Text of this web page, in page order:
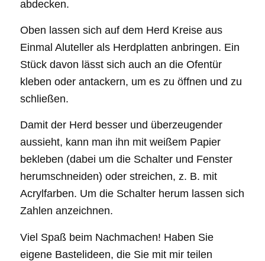
abdecken.
Oben lassen sich auf dem Herd Kreise aus
Einmal Aluteller als Herdplatten anbringen. Ein
Stück davon lässt sich auch an die Ofentür
kleben oder antackern, um es zu öffnen und zu
schließen.
Damit der Herd besser und überzeugender
aussieht, kann man ihn mit weißem Papier
bekleben (dabei um die Schalter und Fenster
herumschneiden) oder streichen, z. B. mit
Acrylfarben. Um die Schalter herum lassen sich
Zahlen anzeichnen.
Viel Spaß beim Nachmachen! Haben Sie
eigene Bastelideen, die Sie mit mir teilen